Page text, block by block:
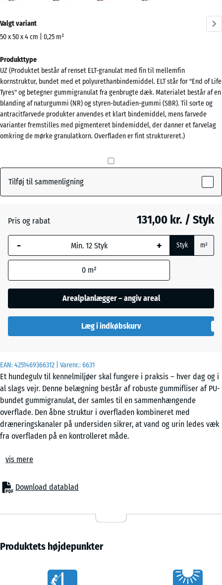
EAN:4251469366312 | Varenr.:6631
Et hundegulv til kennelmiljøer skal fungere i praksis – hver dag og i
al slags vejr. Denne belægning består af robuste gummifliser af PU-
bundet gummigranulat, der samles til en sammenhængende
overflade. Den åbne struktur i overfladen kombineret med
dræneringskanaler på undersiden sikrer, at vand og urin ledes væk
fra overfladen på en kontrolleret måde.
Fliserne forbindes via et integreret kliksystem, hvor kanterne
mekanisk, så der opstår en fast og ensartet belægning uden behov
for lim eller skruer. Kantlåsen forhindrer forskydning, selv når aktive
struktur gør det vanskeligt for hunde at løsne eller flytte enkelte
Fleksibel lægning
Hundegulvet kan lægges på forskellige typer bærelag, så længe
betonbelægningssten. Også ubundne underlag som gruslag eller
vis mere
Download datablad
information
om
Vis
farvepalette
Græsgrøn(active)
Antracit - 8,00 kr.
Valgt variant
50 x 50 x 4 cm | 0,25 m²
til
forsendelse
540
x
540
x
40
Den valgte,
blåmarkerede
behovsberegningen
(medmindre andet
x
x 4
cm
50
x
50
x 3
cm
0,25
- 28,00 kr.
Produkttype
UZ (Produktet består af renset ELT-granulat med fin til mellemfin
kornstruktur, bundet med et polyurethanbindemiddel. ELT står for "End of Life
Tyres" og betegner gummigranulat fra genbrugte dæk. Materialet består af en
blanding af naturgummi (NR) og styren-butadien-gummi (SBR). Til sorte og
antracitfarvede produkter anvendes et klart bindemiddel, mens farvede
varianter fremstilles med pigmenteret bindemiddel, der danner et farvelag
omkring de mørke granulatkorn. Overfladen er fint struktureret.)
Tilføj til sammenligning
Pris og rabat 131,00 kr. / Styk
- + Styk m²
0 m²
Arealplanlægger – angiv areal
Læg i indkøbskurv
Produktets højdepunkter